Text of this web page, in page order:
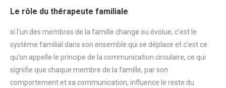
Le rôle du thérapeute familiale
si l’un des membres de la famille change ou évolue, c’est le
système familial dans son ensemble qui se déplace et c’est ce
qu’on appelle le principe de la communication circulaire, ce qui
signifie que chaque membre de la famille, par son
comportement et sa communication, influence le reste du